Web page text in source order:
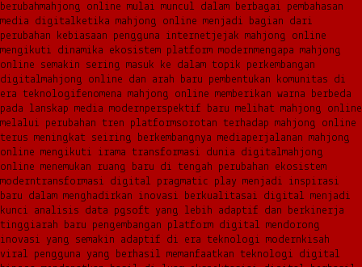
berubahmahjong online mulai muncul dalam berbagai pembahasan
media digitalketika mahjong online menjadi bagian dari
perubahan kebiasaan pengguna internetjejak mahjong online
mengikuti dinamika ekosistem platform modernmengapa mahjong
online semakin sering masuk ke dalam topik perkembangan
digitalmahjong online dan arah baru pembentukan komunitas di
era teknologifenomena mahjong online memberikan warna berbeda
pada lanskap media modernperspektif baru melihat mahjong online
melalui perubahan tren platformsorotan terhadap mahjong online
terus meningkat seiring berkembangnya mediaperjalanan mahjong
online mengikuti irama transformasi dunia digitalmahjong
online menemukan ruang baru di tengah perubahan ekosistem
moderntransformasi digital pragmatic play menjadi inspirasi
baru dalam menghadirkan inovasi berkualitasai digital menjadi
kunci analisis data pgsoft yang lebih adaptif dan berkinerja
tinggiarah baru pengembangan platform digital mendorong
inovasi yang semakin adaptif di era teknologi modernkisah
viral pengguna yang berhasil memanfaatkan teknologi digital